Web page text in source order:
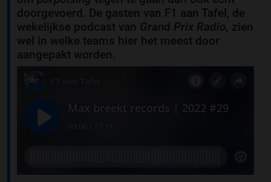
doorgevoerd. De gasten van F1 aan Tafel, de
wekelijkse podcast van Grand Prix Radio, zien
wel in welke teams hier het meest door
aangepakt worden.